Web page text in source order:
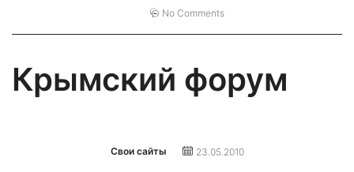
No Comments
Крымский форум
Свои сайты 23.05.2010